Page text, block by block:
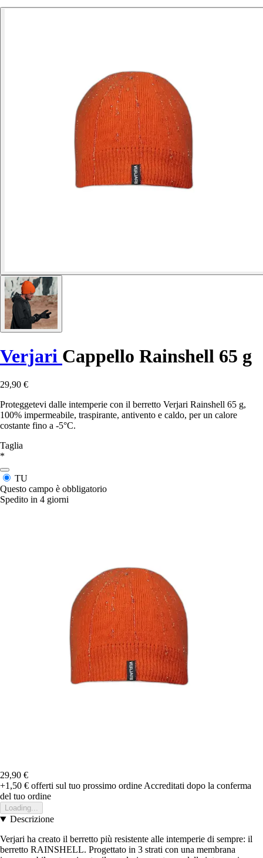
Verjari Cappello Rainshell 65 g
29,90 €
Proteggetevi dalle intemperie con il berretto Verjari Rainshell 65 g,
100% impermeabile, traspirante, antivento e caldo, per un calore
costante fino a -5°C.
Taglia
*
TU
Questo campo è obbligatorio
Spedito in 4 giorni
29,90 €
+1,50 € offerti sul tuo prossimo ordine Accreditati dopo la conferma
del tuo ordine
Loading...
Descrizione
Verjari ha creato il berretto più resistente alle intemperie di sempre: il
berretto RAINSHELL. Progettato in 3 strati con una membrana